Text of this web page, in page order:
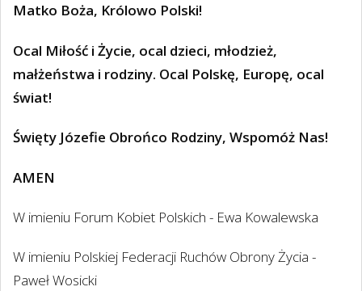
Matko Boża, Królowo Polski!
Ocal Miłość i Życie, ocal dzieci, młodzież,
małżeństwa i rodziny. Ocal Polskę, Europę, ocal
świat!
Święty Józefie Obrońco Rodziny, Wspomóż Nas!
AMEN
W imieniu Forum Kobiet Polskich - Ewa Kowalewska
W imieniu Polskiej Federacji Ruchów Obrony Życia -
Paweł Wosicki